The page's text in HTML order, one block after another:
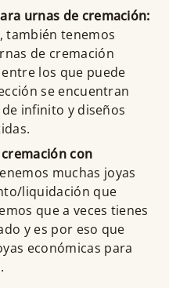
urnas de cremación:
también tenemos
de cremación
los que puede
se encuentran
infinito y diseños
con
muchas joyas
liquidación que
que a veces tienes
y es por eso que
económicas para